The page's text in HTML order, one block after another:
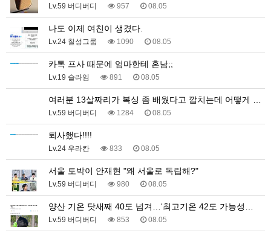
Lv.59 버디버디 957 08.05
나도 이제 여친이 생겼다.
Lv.24 칠성그룹 1090 08.05
카톡 프사 때문에 엄마한테 혼남;;
Lv.19 슬라임 891 08.05
여러분 13살짜리가 복싱 좀 배웠다고 깝치는데 어떻게 …
Lv.59 버디버디 1284 08.05
퇴사했다!!!!
Lv.24 우라칸 833 08.05
서울 토박이 안재현 "왜 서울로 독립해?"
Lv.59 버디버디 980 08.05
양산 기온 닷새째 40도 넘겨…‘최고기온 42도 가능성…
Lv.59 버디버디 853 08.05